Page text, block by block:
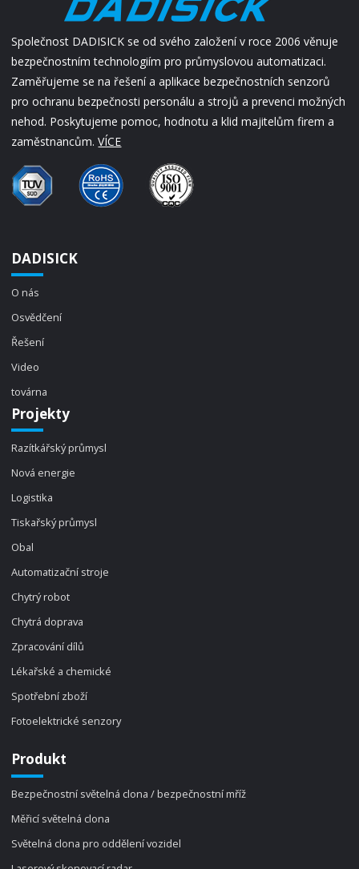
Společnost DADISICK se od svého založení v roce 2006 věnuje
bezpečnostním technologiím pro průmyslovou automatizaci.
Zaměřujeme se na řešení a aplikace bezpečnostních senzorů
pro ochranu bezpečnosti personálu a strojů a prevenci možných
nehod. Poskytujeme pomoc, hodnotu a klid majitelům firem a
zaměstnancům.VÍCE
DADISICK
O nás
Osvědčení
Řešení
Video
továrna
Projekty
Razítkářský průmysl
Nová energie
Logistika
Tiskařský průmysl
Obal
Automatizační stroje
Chytrý robot
Chytrá doprava
Zpracování dílů
Lékařské a chemické
Spotřební zboží
Fotoelektrické senzory
Produkt
Bezpečnostní světelná clona / bezpečnostní mříž
Měřicí světelná clona
Světelná clona pro oddělení vozidel